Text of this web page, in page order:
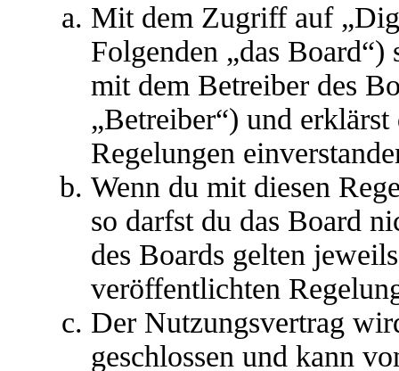
Mit dem Zugriff auf
Folgenden „das
mit dem Betreiber des
„Betreiber“) und
Regelungen
Wenn du mit diesen
so darfst du das Board
des Boards gelten
veröffentlichten
Der Nutzungsvertrag
geschlossen und kann